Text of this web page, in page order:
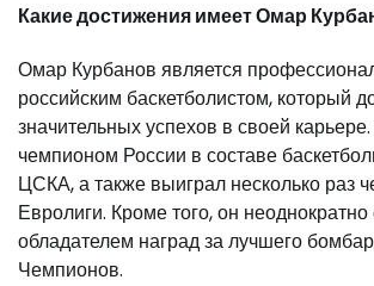
Какие достижения имеет Омар
Омар Курбанов является
российским баскетболистом, который
значительных успехов в своей
чемпионом России в составе
ЦСКА, а также выиграл несколько раз
Евролиги. Кроме того, он неоднократно
обладателем наград за лучшего
Чемпионов.